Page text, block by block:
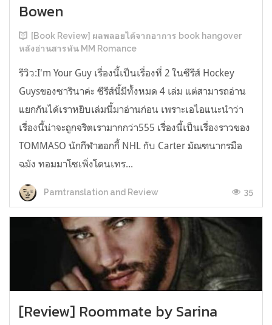
Bowen
[Book Review] ผลพลอยได้จากอาการ book hangover
หลังอ่านสารพัน MM Romance
รีวิว:I'm Your Guy เรื่องนี้เป็นเรื่องที่ 2 ในซีรีส์ Hockey
Guysของซารินาค่ะ ซีรีส์นี้มีทั้งหมด 4 เล่ม แต่สามารถอ่าน
แยกกันได้เราหยิบเล่มนี้มาอ่านก่อน เพราะเอไอแนะนำว่า
เรื่องนี้น่าจะถูกจริตเรามากกว่า555 เรื่องนี้เป็นเรื่องราวของ
TOMMASO นักกีฬาฮอกกี้ NHL กับ Carter มัณฑนากรมือ
ฉมัง ทอมมาโซเพิ่งโดนเทร...
Parntranslation and Review 35
[Review] Roommate by Sarina